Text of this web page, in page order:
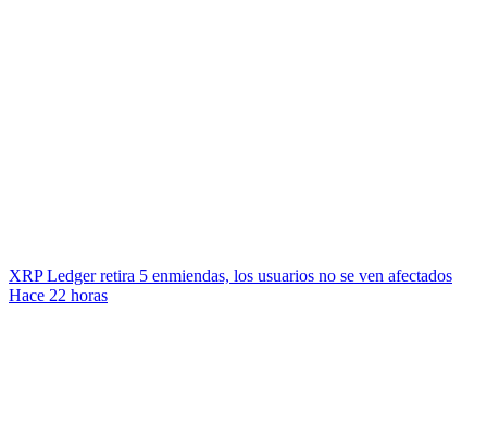
XRP Ledger retira 5 enmiendas, los usuarios no se ven afectados
Hace 22 horas